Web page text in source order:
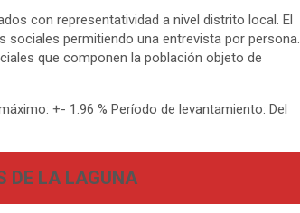
con representatividad a nivel distrito local. El
permitiendo una entrevista por persona.
que componen la población objeto de
+- 1.96 % Período de levantamiento: Del
DE LA LAGUNA